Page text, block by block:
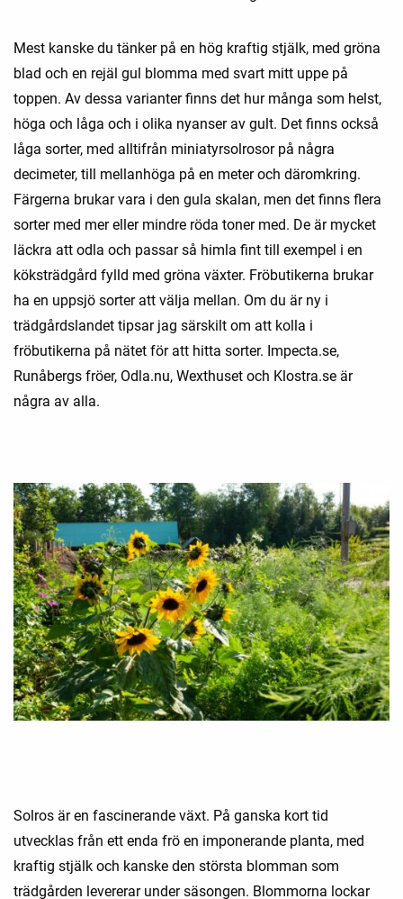
Mest kanske du tänker på en hög kraftig stjälk, med gröna
blad och en rejäl gul blomma med svart mitt uppe på
toppen. Av dessa varianter finns det hur många som helst,
höga och låga och i olika nyanser av gult. Det finns också
låga sorter, med alltifrån miniatyrsolrosor på några
decimeter, till mellanhöga på en meter och däromkring.
Färgerna brukar vara i den gula skalan, men det finns flera
sorter med mer eller mindre röda toner med. De är mycket
läckra att odla och passar så himla fint till exempel i en
köksträdgård fylld med gröna växter. Fröbutikerna brukar
ha en uppsjö sorter att välja mellan. Om du är ny i
trädgårdslandet tipsar jag särskilt om att kolla i
fröbutikerna på nätet för att hitta sorter. Impecta.se,
Runåbergs fröer, Odla.nu, Wexthuset och Klostra.se är
några av alla.
Solros är en fascinerande växt. På ganska kort tid
utvecklas från ett enda frö en imponerande planta, med
kraftig stjälk och kanske den största blomman som
trädgården levererar under säsongen. Blommorna lockar